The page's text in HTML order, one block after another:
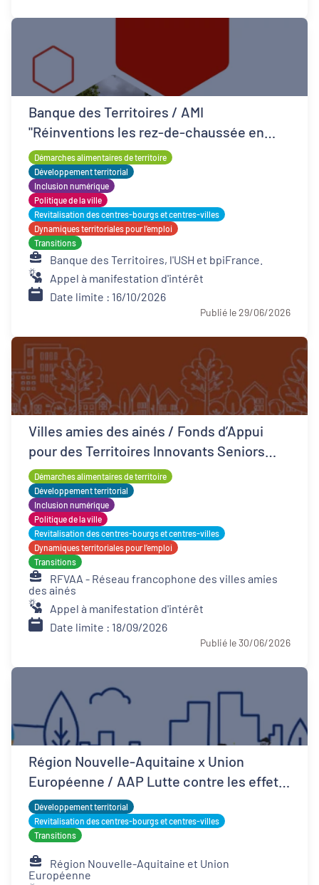
Banque des Territoires / AMI
"Réinventions les rez-de-chaussée en
QPV"
Démarches alimentaires de territoire
Développement territorial
Inclusion numérique
Politique de la ville
Revitalisation des centres-bourgs et centres-villes
Dynamiques territoriales pour l’emploi
Transitions
Banque des Territoires, l'USH et bpiFrance.
Appel à manifestation d'intérêt
Date limite : 16/10/2026
Publié le 29/06/2026
Villes amies des ainés / Fonds d’Appui
pour des Territoires Innovants Seniors
(FATIS)
Démarches alimentaires de territoire
Développement territorial
Inclusion numérique
Politique de la ville
Revitalisation des centres-bourgs et centres-villes
Dynamiques territoriales pour l’emploi
Transitions
RFVAA - Réseau francophone des villes amies
des ainés
Appel à manifestation d'intérêt
Date limite : 18/09/2026
Publié le 30/06/2026
Région Nouvelle-Aquitaine x Union
Européenne / AAP Lutte contre les effets
d'îlots de chaleur urbains
Développement territorial
Revitalisation des centres-bourgs et centres-villes
Transitions
Région Nouvelle-Aquitaine et Union
Européenne